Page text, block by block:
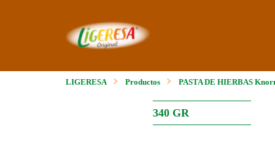
LIGERESA Productos PASTA DE HIERBAS
340 GR